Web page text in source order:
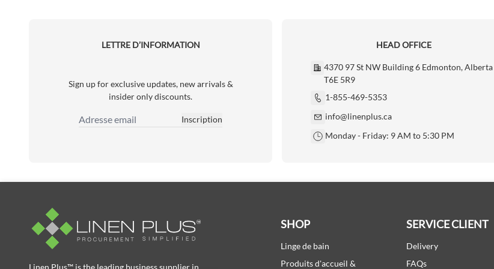
LETTRE D’INFORMATION
Sign up for exclusive updates, new arrivals &
insider only discounts.
Adresse email
Inscription
HEAD OFFICE
4370 97 St NW Building 6 Edmonton, Alberta
T6E 5R9
1-855-469-5353
info@linenplus.ca
Monday - Friday: 9 AM to 5:30 PM
SHOP
Linge de bain
Produits d'accueil &
SERVICE CLIENT
Delivery
FAQs